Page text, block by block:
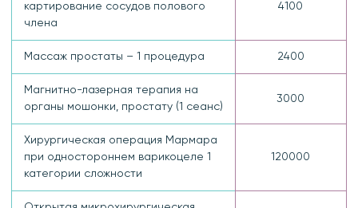
картирование сосудов полового
члена
4100
Массаж простаты – 1 процедура 2400
Магнитно-лазерная терапия на
органы мошонки, простату (1 сеанс)
3000
Хирургическая операция Мармара
при одностороннем варикоцеле 1
категории сложности
120000